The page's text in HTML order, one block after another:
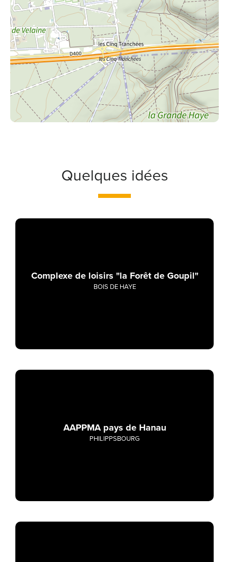
Quelques idées
Complexe de loisirs "la Forêt de Goupil"
BOIS DE HAYE
AAPPMA pays de Hanau
PHILIPPSBOURG